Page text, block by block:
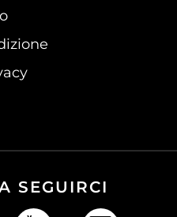
SEGUIRCI